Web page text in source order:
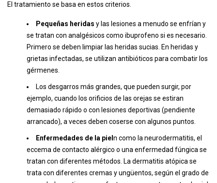
El tratamiento se basa en estos criterios.
Pequeñas heridas y las lesiones a menudo se enfrían y
se tratan con analgésicos como ibuprofeno si es necesario.
Primero se deben limpiar las heridas sucias. En heridas y
grietas infectadas, se utilizan antibióticos para combatir los
gérmenes.
Los desgarros más grandes, que pueden surgir, por
ejemplo, cuando los orificios de las orejas se estiran
demasiado rápido o con lesiones deportivas (pendiente
arrancado), a veces deben coserse con algunos puntos.
Enfermedades de la piel n como la neurodermatitis, el
eccema de contacto alérgico o una enfermedad fúngica se
tratan con diferentes métodos. La dermatitis atópica se
trata con diferentes cremas y ungüentos, según el grado de